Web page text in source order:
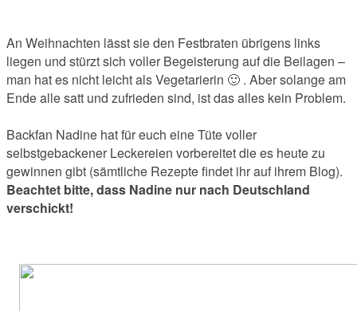
An Weihnachten lässt sie den Festbraten übrigens links
liegen und stürzt sich voller Begeisterung auf die Beilagen –
man hat es nicht leicht als Vegetarierin 🙂 . Aber solange am
Ende alle satt und zufrieden sind, ist das alles kein Problem.
Backfan Nadine hat für euch eine Tüte voller
selbstgebackener Leckereien vorbereitet die es heute zu
gewinnen gibt (sämtliche Rezepte findet ihr auf ihrem Blog).
Beachtet bitte, dass Nadine nur nach Deutschland
verschickt!